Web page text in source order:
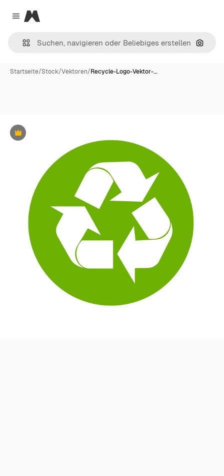
Close menu
Magnific
Nach
Startseite/Stock/Vektoren/Recycle-Logo-Vektor-…
Premium